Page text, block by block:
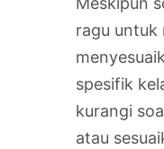
ragu untuk
spesifik
kurangi
atau